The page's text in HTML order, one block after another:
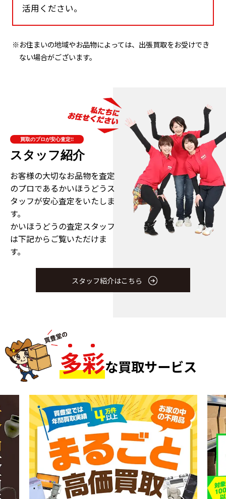
活用ください。
※お住まいの地域やお品物によっては、出張買取をお受けでき
ない場合がございます。
買取のプロが安心査定!!
スタッフ紹介
お客様の大切なお品物を査定
のプロであるかいほうどうス
タッフが安心査定をいたしま
す。
かいほうどうの査定スタッフ
は下記からご覧いただけま
す。
スタッフ紹介はこちら
多彩な買取サービス